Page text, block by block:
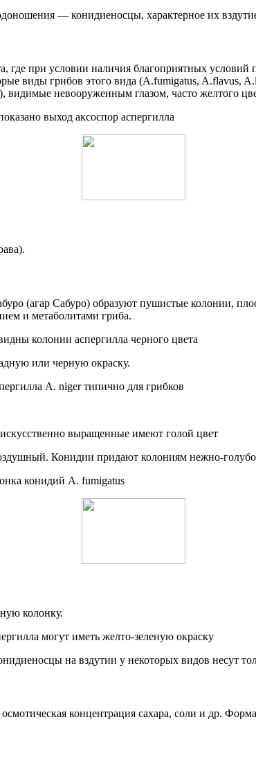
— конидиеносцы, характерное их
где при условии наличия благоприятных
виды грибов этого вида (A.fumigatus, A.flavus,
невооруженным глазом, часто желтого
(агар Сабуро) образуют пушистые колонии,
и метаболитами гриба.
или черную окраску.
Конидии придают колониям нежно-
колонку.
на вздутии у некоторых видов несут
концентрация сахара, соли и др.